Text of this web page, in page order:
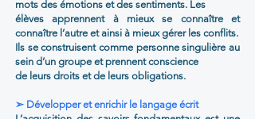
mots des émotions et des sentiments. Les
élèves apprennent à mieux se connaître et
connaître l’autre et ainsi à mieux gérer les conflits.
Ils se construisent comme personne singulière au
sein d’un groupe et prennent conscience
de leurs droits et de leurs obligations.
➢ Développer et enrichir le langage écrit